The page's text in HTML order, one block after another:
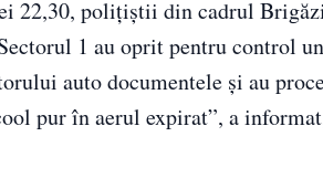
22,30, poliţiştii din cadrul
1 au oprit pentru control
auto documentele şi au
pur în aerul expirat”, a